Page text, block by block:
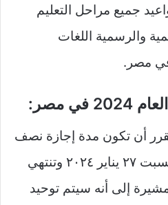
جميع مراحل التعليم
والرسمية اللغات
مصر.
مصر:
أن تكون مدة إجازة نصف
العام أسبوعين تبدأ من السبت ٢٧ يناير ٢٠٢٤ وتنتهي
٨ فبراير ٢٠٢٤، مشيرة إلى أنه سيتم توحيد